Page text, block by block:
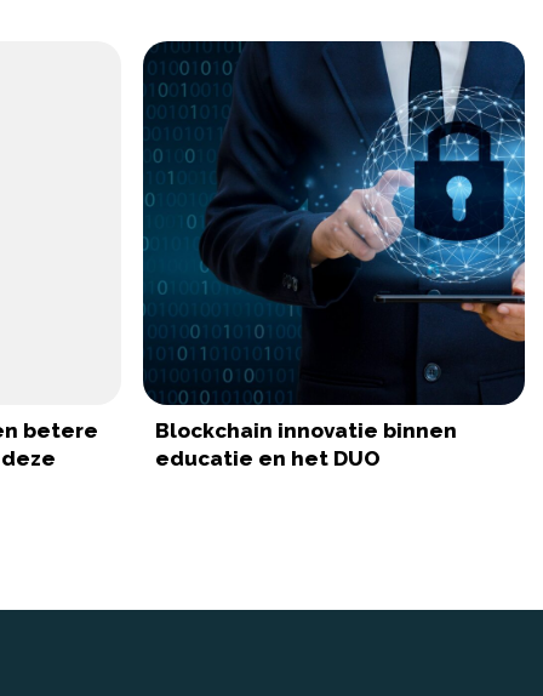
betere
Blockchain innovatie binnen
educatie en het DUO